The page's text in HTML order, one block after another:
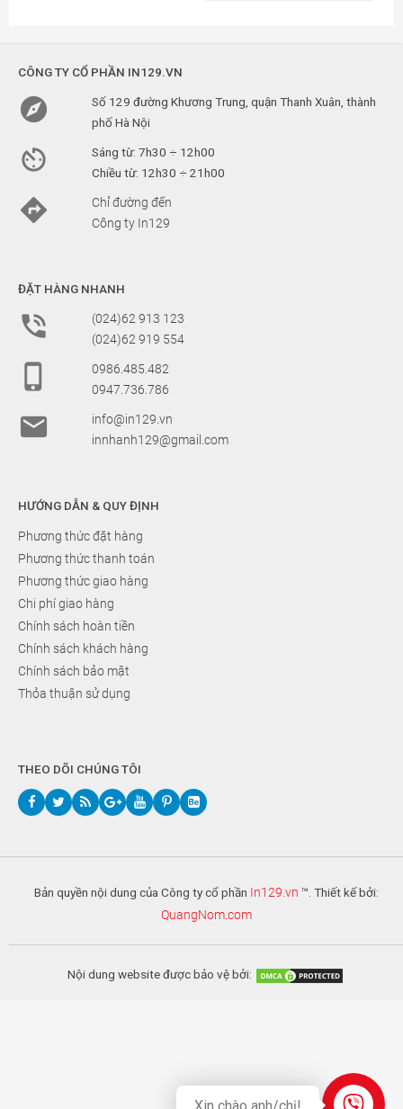
CÔNG TY CỔ PHẦN IN129.VN

Số 129 đường Khương Trung, quận Thanh Xuân, thành
phố Hà Nội

Sáng từ: 7h30 ÷ 12h00
Chiều từ: 12h30 ÷ 21h00

Chỉ đường đến
Công ty In129
ĐẶT HÀNG NHANH

(024)62 913 123
(024)62 919 554

0986.485.482
0947.736.786

info@in129.vn
innhanh129@gmail.com
HƯỚNG DẪN & QUY ĐỊNH
Phương thức đặt hàng
Phương thức thanh toán
Phương thức giao hàng
Chi phí giao hàng
Chính sách hoàn tiền
Chính sách khách hàng
Chính sách bảo mật
Thỏa thuận sử dụng
THEO DÕI CHÚNG TÔI
Bản quyền nội dung của Công ty cổ phần In129.vn ™. Thiết kế bởi:
QuangNom.com
Nội dung website được bảo vệ bởi: